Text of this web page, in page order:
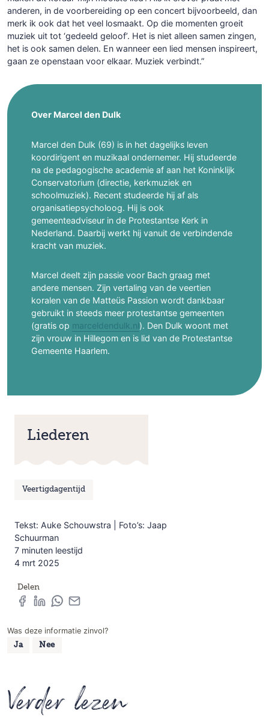
anderen, in de voorbereiding op een concert bijvoorbeeld, dan
merk ik ook dat het veel losmaakt. Op die momenten groeit
muziek uit tot ‘gedeeld geloof’. Het is niet alleen samen zingen,
het is ook samen delen. En wanneer een lied mensen inspireert,
gaan ze openstaan voor elkaar. Muziek verbindt.”
Over Marcel den Dulk
Marcel den Dulk (69) is in het dagelijks leven
koordirigent en muzikaal ondernemer. Hij studeerde
na de pedagogische academie af aan het Koninklijk
Conservatorium (directie, kerkmuziek en
schoolmuziek). Recent studeerde hij af als
organisatiepsycholoog. Hij is ook
gemeenteadviseur in de Protestantse Kerk in
Nederland. Daarbij werkt hij vanuit de verbindende
kracht van muziek.
Marcel deelt zijn passie voor Bach graag met
andere mensen. Zijn vertaling van de veertien
koralen van de Matteüs Passion wordt dankbaar
gebruikt in steeds meer protestantse gemeenten
(gratis op marceldendulk.nl). Den Dulk woont met
zijn vrouw in Hillegom en is lid van de Protestantse
Gemeente Haarlem.
Liederen
Veertigdagentijd
Tekst: Auke Schouwstra | Foto’s: Jaap
Schuurman
7 minuten leestijd
4 mrt 2025
Delen
Was deze informatie zinvol?
Ja Nee
Verder lezen